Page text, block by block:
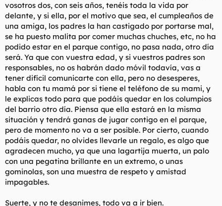
He de decir que creo que el error es mío por no preguntarle a
tiempo, aquí me jugó muy mal cierta timidez, por miedo a
molestar y sobrepensar las cosas.
No entiendo lo que ha pasado. Tengo una mezcla de
culpabilidad, confusión, pena y un mal estar raro por todo esto.
No tengo ganas de estar con nadie, solo con mis gatos. Ojalá
empiece ya la tercera guerra mundial y bombardeen todo.
vosotros dos, con seis años, tenéis toda la vida por
delante, y si ella, por el motivo que sea, el cumpleaños de
una amiga, los padres la han castigado por portarse mal,
se ha puesto malita por comer muchas chuches, etc, no ha
podido estar en el parque contigo, no pasa nada, otro día
será. Ya que con vuestra edad, y si vuestros padres son
responsables, no os habrán dado móvil todavía, vas a
tener difícil comunicarte con ella, pero no desesperes,
habla con tu mamá por si tiene el teléfono de su mami, y
le explicas todo para que podáis quedar en los columpios
del barrio otro día. Piensa que ella estará en la misma
situación y tendrá ganas de jugar contigo en el parque,
pero de momento no va a ser posible. Por cierto, cuando
podáis quedar, no olvides llevarle un regalo, es algo que
agradecen mucho, ya que una lagartija muerta, un palo
con una pegatina brillante en un extremo, o unas
gominolas, son una muestra de respeto y amistad
impagables.
Suerte, y no te desanimes, todo va a ir bien.